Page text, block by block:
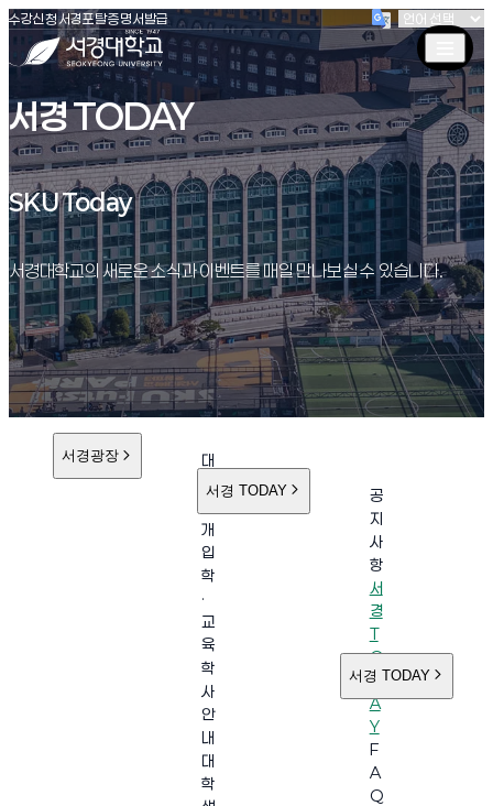
서경대학교
수강신청(새창 열림)
서경포탈(새창 열림)
증명서발급(새창 열림)
서경 TODAY
SKU Today
SKU Today
서경대학교의 새로운 소식과 이벤트를 매일 만나보실 수 있습니다.
서경광장
대
학
개
입
학
·
교
육
학
사
안
내
대
학
서경 TODAY
공
지
사
항
서
경
T
O
D
A
Y
F
A
Q
서경 TODAY